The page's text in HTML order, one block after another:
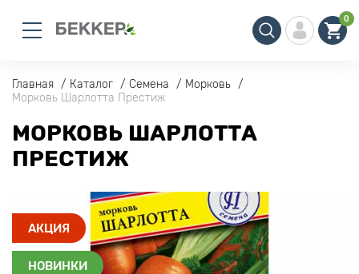
0
Главная Каталог Семена
Морковь
Морковь Шарлотта Престиж
МОРКОВЬ ШАРЛОТТА
ПРЕСТИЖ
АКЦИЯ
НОВИНКИ